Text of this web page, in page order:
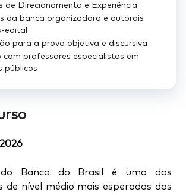
de Direcionamento e Experiência
da banca organizadora e autorais
edital
para a prova objetiva e discursiva
com professores especialistas em
públicos
Banco do Brasil é uma das
de nível médio mais esperadas dos